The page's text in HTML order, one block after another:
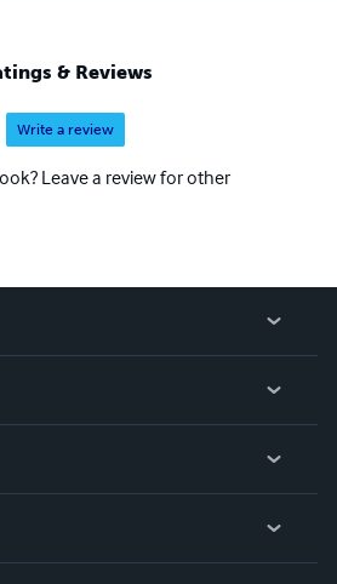
à suivre… Pour le public c’est
il entre comme en transe, se
& Reviews
Write a review
Leave a review for other